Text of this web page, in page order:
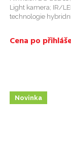
Light kamera; IR/
technologie
Cena po
Novinka